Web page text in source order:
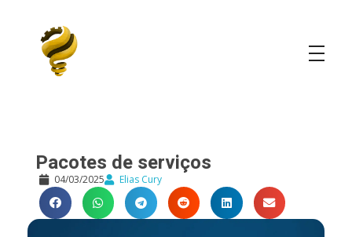
Pacotes de serviços
04/03/2025 Elias Cury